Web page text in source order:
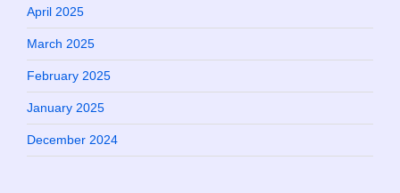
April 2025
March 2025
February 2025
January 2025
December 2024